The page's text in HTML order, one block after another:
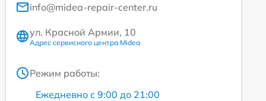
info@midea-repair-center.ru
ул. Красной Армии, 10
Адрес сервисного центра Midea
Режим работы:
Ежедневно с 9:00 до 21:00